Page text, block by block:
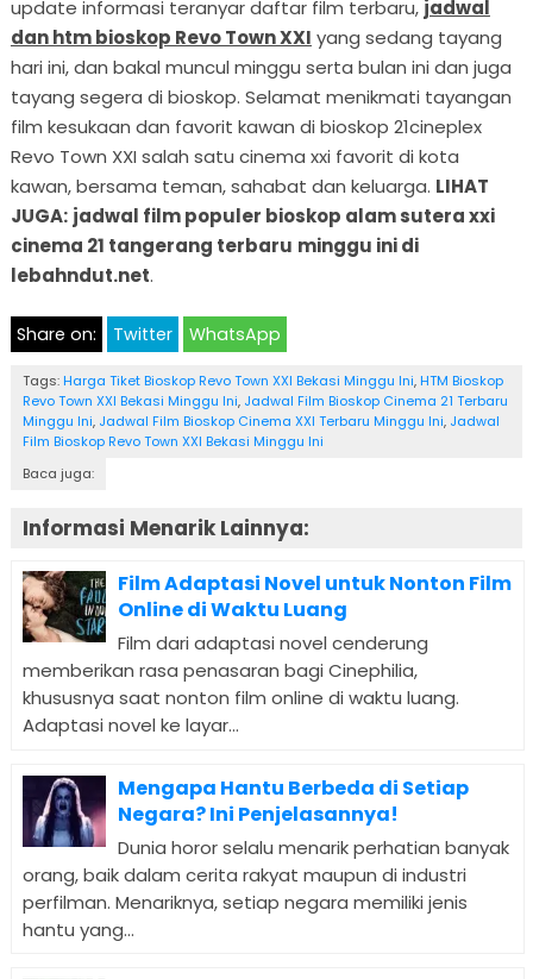
update informasi teranyar daftar film terbaru, jadwal
dan htm bioskop Revo Town XXI yang sedang tayang
hari ini, dan bakal muncul minggu serta bulan ini dan juga
tayang segera di bioskop. Selamat menikmati tayangan
film kesukaan dan favorit kawan di bioskop 21cineplex
Revo Town XXI salah satu cinema xxi favorit di kota
kawan, bersama teman, sahabat dan keluarga. LIHAT
JUGA: jadwal film populer bioskop alam sutera xxi
cinema 21 tangerang terbaru minggu ini di
lebahndut.net.
Share on: Twitter WhatsApp
Tags: Harga Tiket Bioskop Revo Town XXI Bekasi Minggu Ini, HTM Bioskop
Revo Town XXI Bekasi Minggu Ini, Jadwal Film Bioskop Cinema 21 Terbaru
Minggu Ini, Jadwal Film Bioskop Cinema XXI Terbaru Minggu Ini, Jadwal
Film Bioskop Revo Town XXI Bekasi Minggu Ini
Baca juga:
Informasi Menarik Lainnya:
Film Adaptasi Novel untuk Nonton Film
Online di Waktu Luang
Film dari adaptasi novel cenderung
memberikan rasa penasaran bagi Cinephilia,
khususnya saat nonton film online di waktu luang.
Adaptasi novel ke layar...
Mengapa Hantu Berbeda di Setiap
Negara? Ini Penjelasannya!
Dunia horor selalu menarik perhatian banyak
orang, baik dalam cerita rakyat maupun di industri
perfilman. Menariknya, setiap negara memiliki jenis
hantu yang...